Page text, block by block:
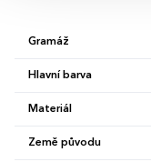
Gramáž
Hlavní barva
Materiál
Země původu